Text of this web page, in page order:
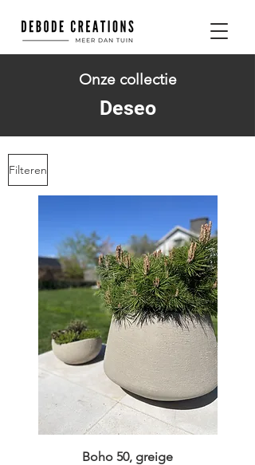
Onze collectie
Deseo
Filteren
Boho 50, greige